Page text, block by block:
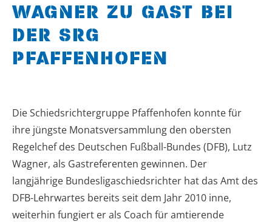
WAGNER ZU GAST BEI
DER SRG
PFAFFENHOFEN
Die Schiedsrichtergruppe Pfaffenhofen konnte für
ihre jüngste Monatsversammlung den obersten
Regelchef des Deutschen Fußball-Bundes (DFB), Lutz
Wagner, als Gastreferenten gewinnen. Der
langjährige Bundesligaschiedsrichter hat das Amt des
DFB-Lehrwartes bereits seit dem Jahr 2010 inne,
weiterhin fungiert er als Coach für amtierende